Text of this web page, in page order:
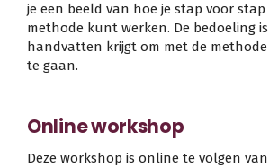
je een beeld van hoe je stap voor stap
methode kunt werken. De bedoeling
handvatten krijgt om met de
te gaan.
Online workshop
Deze workshop is online te volgen